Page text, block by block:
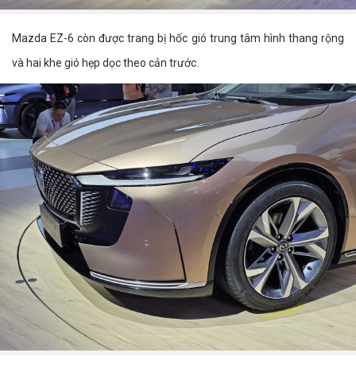
Mazda EZ-6 còn được trang bị hốc gió trung tâm hình thang rộng
và hai khe gió hẹp dọc theo cản trước.